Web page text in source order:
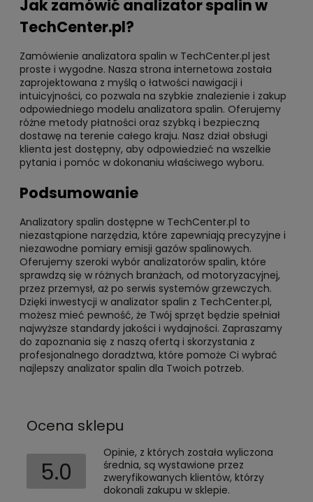
Jak zamówić analizator spalin w
TechCenter.pl?
Zamówienie analizatora spalin w TechCenter.pl jest
proste i wygodne. Nasza strona internetowa została
zaprojektowana z myślą o łatwości nawigacji i
intuicyjności, co pozwala na szybkie znalezienie i zakup
odpowiedniego modelu analizatora spalin. Oferujemy
różne metody płatności oraz szybką i bezpieczną
dostawę na terenie całego kraju. Nasz dział obsługi
klienta jest dostępny, aby odpowiedzieć na wszelkie
pytania i pomóc w dokonaniu właściwego wyboru.
Podsumowanie
Analizatory spalin dostępne w TechCenter.pl to
niezastąpione narzędzia, które zapewniają precyzyjne i
niezawodne pomiary emisji gazów spalinowych.
Oferujemy szeroki wybór analizatorów spalin, które
sprawdzą się w różnych branżach, od motoryzacyjnej,
przez przemysł, aż po serwis systemów grzewczych.
Dzięki inwestycji w analizator spalin z TechCenter.pl,
możesz mieć pewność, że Twój sprzęt będzie spełniał
najwyższe standardy jakości i wydajności. Zapraszamy
do zapoznania się z naszą ofertą i skorzystania z
profesjonalnego doradztwa, które pomoże Ci wybrać
najlepszy analizator spalin dla Twoich potrzeb.
Ocena sklepu
5.0
Opinie, z których została wyliczona
średnia, są wystawione przez
zweryfikowanych klientów, którzy
dokonali zakupu w sklepie.